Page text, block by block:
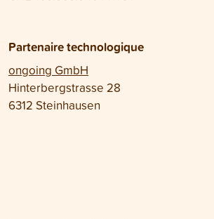
Partenaire technologique
ongoing GmbH
Hinterbergstrasse 28
6312 Steinhausen